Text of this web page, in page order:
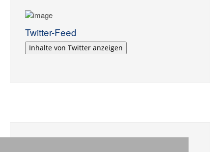
Twitter-Feed
Inhalte von Twitter anzeigen